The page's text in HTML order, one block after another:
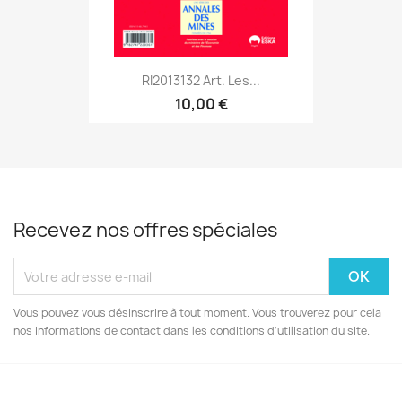
RI2013132 Art. Les...
10,00 €
Recevez nos offres spéciales
Vous pouvez vous désinscrire à tout moment. Vous trouverez pour cela
nos informations de contact dans les conditions d'utilisation du site.